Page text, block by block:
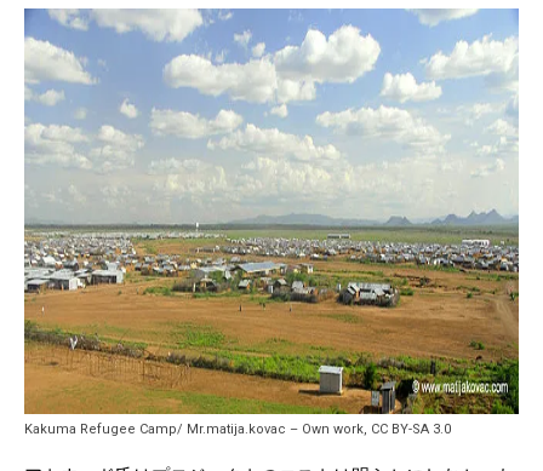
Kakuma Refugee Camp/ Mr.matija.kovac – Own work, CC BY-SA 3.0